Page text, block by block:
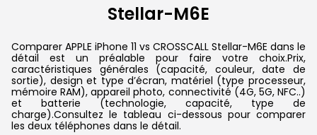
Stellar-M6E
Comparer APPLE iPhone 11 vs CROSSCALL Stellar-M6E dans le
détail est un préalable pour faire votre choix.Prix,
caractéristiques générales (capacité, couleur, date de
sortie), design et type d’écran, matériel (type processeur,
mémoire RAM), appareil photo, connectivité (4G, 5G, NFC..)
et batterie (technologie, capacité, type de
charge).Consultez le tableau ci-dessous pour comparer
les deux téléphones dans le détail.